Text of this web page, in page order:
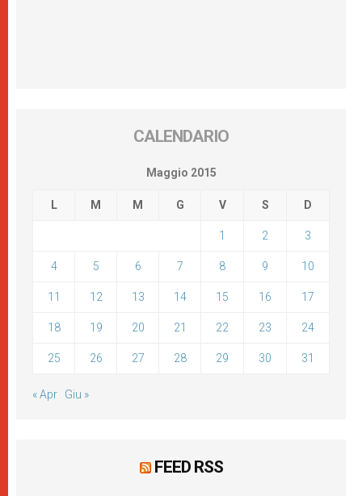
CALENDARIO
Maggio 2015
L M M G V S D
1 2 3
4 5 6 7 8 9 10
11 12 13 14 15 16 17
18 19 20 21 22 23 24
25 26 27 28 29 30 31
« Apr Giu »
FEED RSS